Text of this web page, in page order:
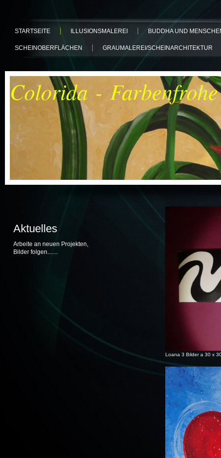
STARTSEITE ILLUSIONSMALEREI BUDDHA UND
SCHEINOBERFLÄCHEN GRAUMALEREI/SCHEINARCHITEKTUR
Colorida -
Aktuelles
Arbeite an neuen Projekten,
Bilder folgen.......
Loana 3 Bilder a 30 x